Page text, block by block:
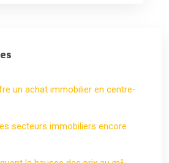
un achat immobilier en centre-
secteurs immobiliers encore